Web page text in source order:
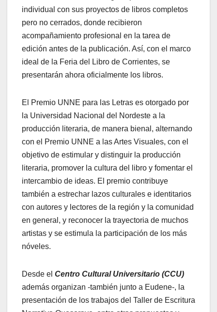
individual con sus proyectos de libros completos
pero no cerrados, donde recibieron
acompañamiento profesional en la tarea de
edición antes de la publicación. Así, con el marco
ideal de la Feria del Libro de Corrientes, se
presentarán ahora oficialmente los libros.
El Premio UNNE para las Letras es otorgado por
la Universidad Nacional del Nordeste a la
producción literaria, de manera bienal, alternando
con el Premio UNNE a las Artes Visuales, con el
objetivo de estimular y distinguir la producción
literaria, promover la cultura del libro y fomentar el
intercambio de ideas. El premio contribuye
también a estrechar lazos culturales e identitarios
con autores y lectores de la región y la comunidad
en general, y reconocer la trayectoria de muchos
artistas y se estimula la participación de los más
nóveles.
Desde el Centro Cultural Universitario (CCU)
además organizan -también junto a Eudene-, la
presentación de los trabajos del Taller de Escritura